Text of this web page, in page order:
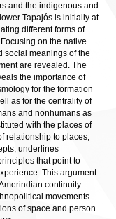
and the indigenous and
Tapajós is initially at
different forms of
on the native
social meanings of the
are revealed. The
the importance of
for the formation
as for the centrality of
and nonhumans as
with the places of
relationship to places,
underlines
that point to
This argument
continuity
movements
of space and person